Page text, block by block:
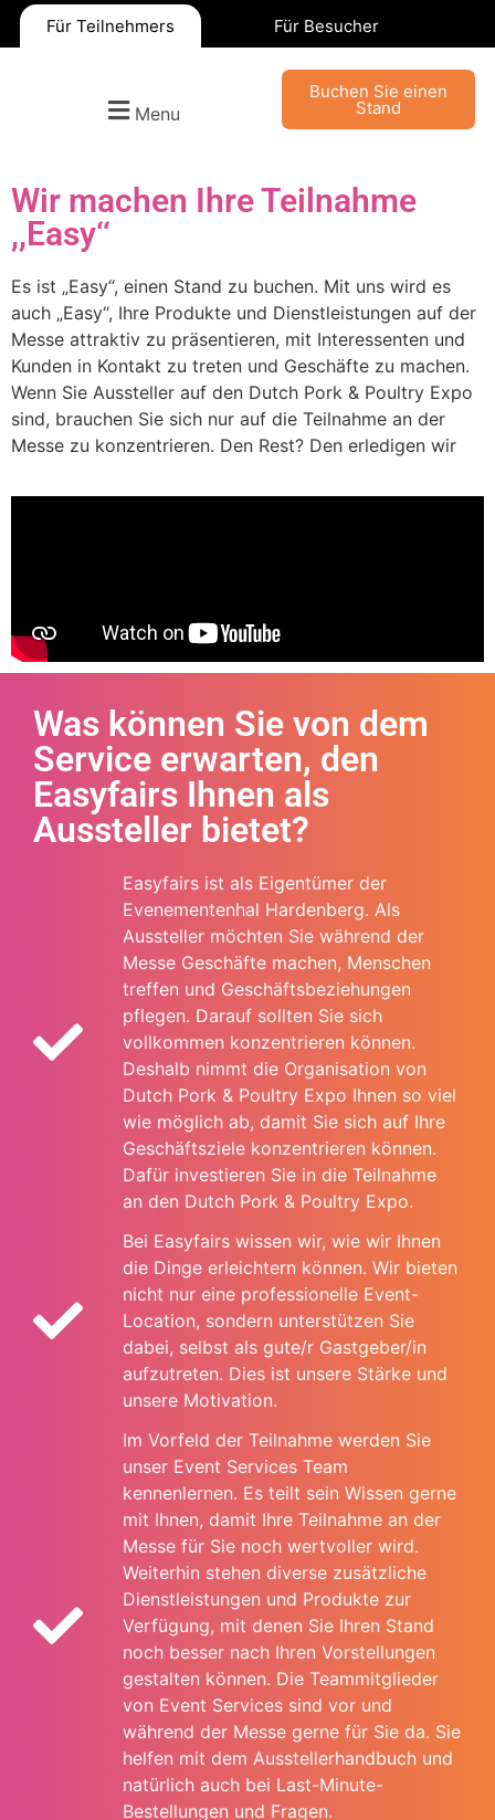
Für Teilnehmers Für Besucher
Menu
Buchen Sie einen
Stand
Wir machen Ihre Teilnahme
,,Easy‘‘
Es ist „Easy“, einen Stand zu buchen. Mit uns wird es
auch „Easy“, Ihre Produkte und Dienstleistungen auf der
Messe attraktiv zu präsentieren, mit Interessenten und
Kunden in Kontakt zu treten und Geschäfte zu machen.
Wenn Sie Aussteller auf den Dutch Pork & Poultry Expo
sind, brauchen Sie sich nur auf die Teilnahme an der
Messe zu konzentrieren. Den Rest? Den erledigen wir
Was können Sie von dem
Service erwarten, den
Easyfairs Ihnen als
Aussteller bietet?
Easyfairs ist als Eigentümer der
Evenementenhal Hardenberg. Als
Aussteller möchten Sie während der
Messe Geschäfte machen, Menschen
treffen und Geschäftsbeziehungen
pflegen. Darauf sollten Sie sich
vollkommen konzentrieren können.
Deshalb nimmt die Organisation von
Dutch Pork & Poultry Expo Ihnen so viel
wie möglich ab, damit Sie sich auf Ihre
Geschäftsziele konzentrieren können.
Dafür investieren Sie in die Teilnahme
an den Dutch Pork & Poultry Expo.
Bei Easyfairs wissen wir, wie wir Ihnen
die Dinge erleichtern können. Wir bieten
nicht nur eine professionelle Event-
Location, sondern unterstützen Sie
dabei, selbst als gute/r Gastgeber/in
aufzutreten. Dies ist unsere Stärke und
unsere Motivation.
Im Vorfeld der Teilnahme werden Sie
unser Event Services Team
kennenlernen. Es teilt sein Wissen gerne
mit Ihnen, damit Ihre Teilnahme an der
Messe für Sie noch wertvoller wird.
Weiterhin stehen diverse zusätzliche
Dienstleistungen und Produkte zur
Verfügung, mit denen Sie Ihren Stand
noch besser nach Ihren Vorstellungen
gestalten können. Die Teammitglieder
von Event Services sind vor und
während der Messe gerne für Sie da. Sie
helfen mit dem Ausstellerhandbuch und
natürlich auch bei Last-Minute-
Bestellungen und Fragen.